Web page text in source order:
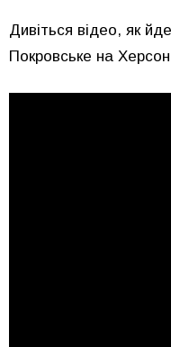
Дивіться відео, як
Покровське на